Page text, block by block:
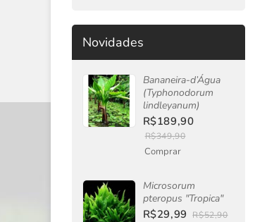
Novidades
Bananeira-d’Água
(Typhonodorum
lindleyanum)
R$189,90
R$349,90
Comprar
Microsorum
pteropus "Tropica"
R$29,99 R$52,90